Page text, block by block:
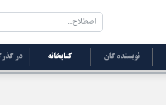
نویسنده گان کتابخانه در